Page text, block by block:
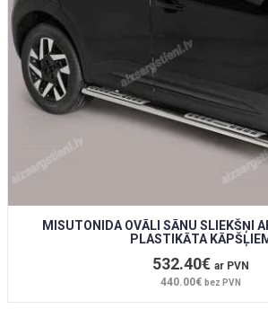
MISUTONIDA OVĀLI SĀNU SLIEKŠŅI
PLASTIKĀTA
532.40€ ar PVN
440.00€ bez PVN